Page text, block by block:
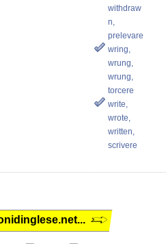
withdraw
n,
prelevare
wring,
wrung,
wrung,
torcere
write,
wrote,
written,
scrivere